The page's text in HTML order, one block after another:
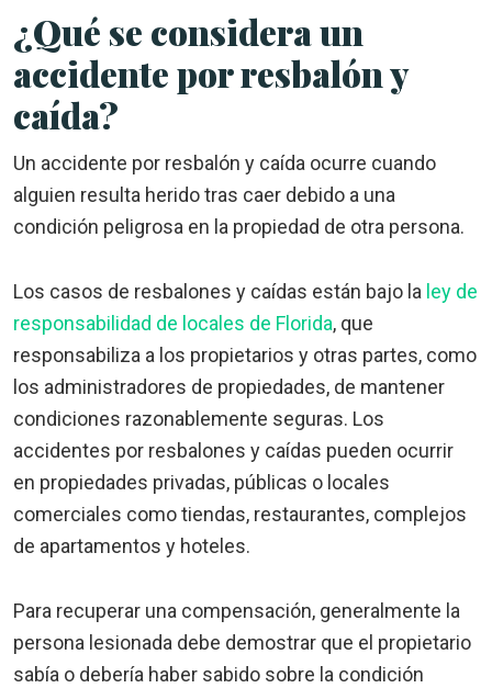
¿Qué se considera un
accidente por resbalón y
caída?
Un accidente por resbalón y caída ocurre cuando
alguien resulta herido tras caer debido a una
condición peligrosa en la propiedad de otra persona.
Los casos de resbalones y caídas están bajo la ley de
responsabilidad de locales de Florida, que
responsabiliza a los propietarios y otras partes, como
los administradores de propiedades, de mantener
condiciones razonablemente seguras. Los
accidentes por resbalones y caídas pueden ocurrir
en propiedades privadas, públicas o locales
comerciales como tiendas, restaurantes, complejos
de apartamentos y hoteles.
Para recuperar una compensación, generalmente la
persona lesionada debe demostrar que el propietario
sabía o debería haber sabido sobre la condición